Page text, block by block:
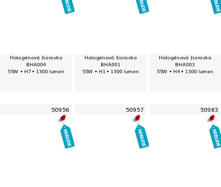
Halogénová žiarovka
BHA004
55W • H7 • 1300 lumen
Halogénová žiarovka
BHA001
55W • H1 • 1300 lumen
Halogénová žiarovka
BHA003
55W • H4 • 1300 lumen
50956 50957 50983